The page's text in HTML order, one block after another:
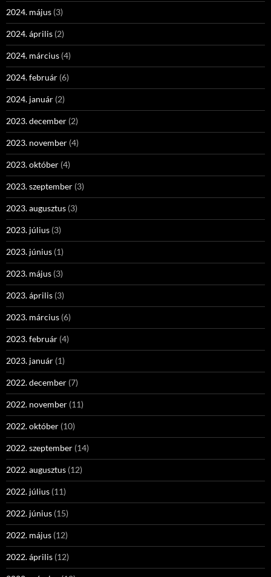
2024. május (3)
2024. április (2)
2024. március (4)
2024. február (6)
2024. január (2)
2023. december (2)
2023. november (4)
2023. október (4)
2023. szeptember (3)
2023. augusztus (3)
2023. július (3)
2023. június (1)
2023. május (3)
2023. április (3)
2023. március (6)
2023. február (4)
2023. január (1)
2022. december (7)
2022. november (11)
2022. október (10)
2022. szeptember (14)
2022. augusztus (12)
2022. július (11)
2022. június (15)
2022. május (12)
2022. április (12)